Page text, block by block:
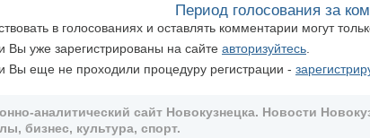
Период голосования за
в голосованиях и оставлять комментарии могут
Вы уже зарегистрированы на сайте авторизуйтесь
Вы еще не проходили процедуру регистрации -
аналитический сайт Новокузнецка. Новости
бизнес, культура, спорт.